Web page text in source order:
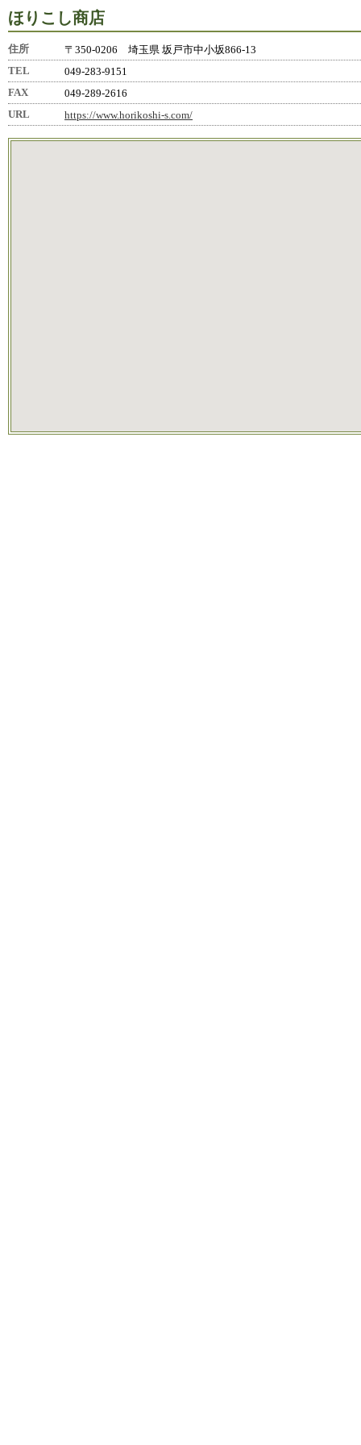
ほりこし商店
住所
〒350-0206 埼玉県 坂戸市中小坂866-13
TEL
049-283-9151
FAX
049-289-2616
URL
https://www.horikoshi-s.com/